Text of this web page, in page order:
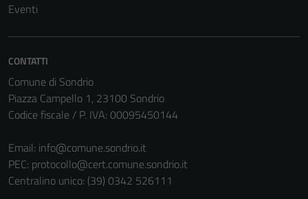
Eventi
CONTATTI
Comune di Sondrio
Piazza Campello 1, 23100 Sondrio
Codice fiscale / P. IVA: 00095450144
Email: info@comune.sondrio.it
PEC: protocollo@cert.comune.sondrio.it
Centralino unico: (39) 0342 526111